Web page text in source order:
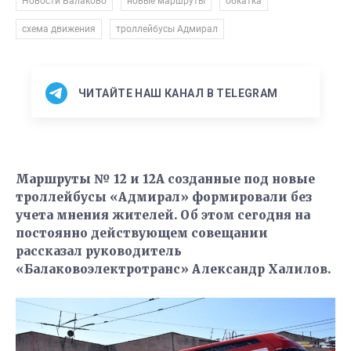
схема движения троллейбусы Адмирал
ЧИТАЙТЕ НАШ КАНАЛ В TELEGRAM
Маршруты № 12 и 12А созданные под новые
троллейбусы «Адмирал» формировали без
учета мнения жителей. Об этом сегодня на
постоянно действующем совещании
рассказал руководитель
«Балаковоэлектротранс» Александр Халилов.